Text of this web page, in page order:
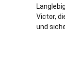
Victor,
und